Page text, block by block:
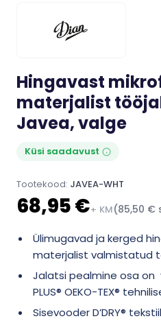
Hingavast
materjalist
Javea, valge
Küsi saadavust
Tootekood: JAVEA-WHT
68,95 €+ KM(85,50 €
Ülimugavad ja kerged
materjalist valmistatud
Jalatsi pealmine osa on
PLUS® OEKO-TEX®
Sisevooder D’DRY®